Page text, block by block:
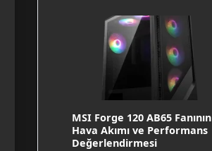
MSI Forge 120 AB65 Fanının
Hava Akımı ve Performans
Değerlendirmesi